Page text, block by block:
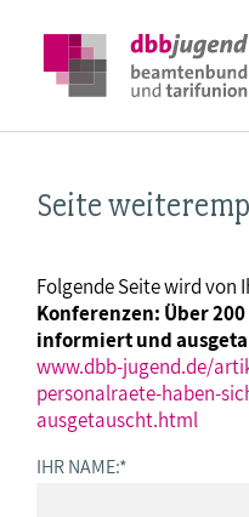
Seite
Folgende Seite wird von
Konferenzen: Über
informiert und
www.dbb-jugend.de/
personalraete-haben-
ausgetauscht.html
IHR NAME:*